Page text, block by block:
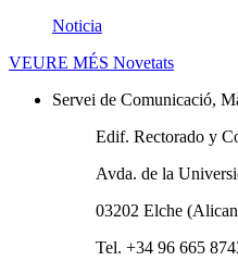
Noticia
VEURE MÉS Novetats
Servei de Comunicació,
Edif. Rectorado y
Avda. de la
03202 Elche
Tel. +34 96 665